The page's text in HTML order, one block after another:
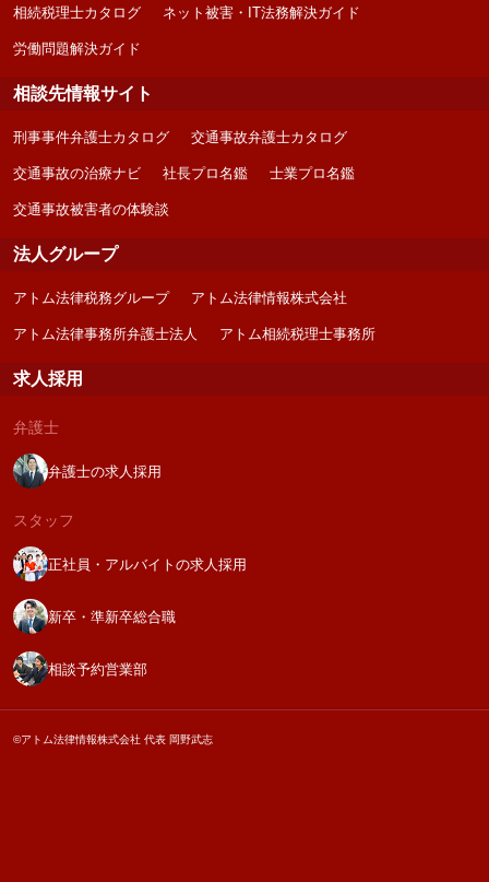
相続税理士カタログ ネット被害・IT法務解決ガイド
労働問題解決ガイド
相談先情報サイト
刑事事件弁護士カタログ 交通事故弁護士カタログ
交通事故の治療ナビ 社長プロ名鑑 士業プロ名鑑
交通事故被害者の体験談
法人グループ
アトム法律税務グループ アトム法律情報株式会社
アトム法律事務所弁護士法人 アトム相続税理士事務所
求人採用
弁護士
弁護士の求人採用
スタッフ
正社員・アルバイトの求人採用
新卒・準新卒総合職
相談予約営業部
©アトム法律情報株式会社 代表 岡野武志